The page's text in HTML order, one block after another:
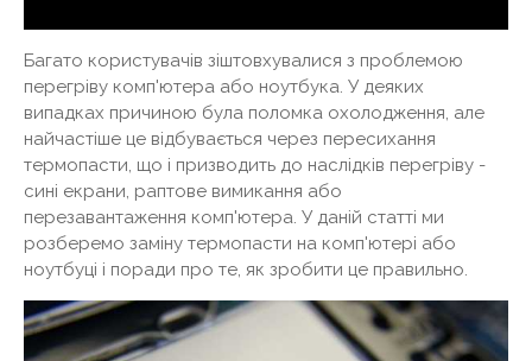
Багато користувачів зіштовхувалися з проблемою
перегріву комп'ютера або ноутбука. У деяких
випадках причиною була поломка охолодження, але
найчастіше це відбувається через пересихання
термопасти, що і призводить до наслідків перегріву -
сині екрани, раптове вимикання або
перезавантаження комп'ютера. У даній статті ми
розберемо заміну термопасти на комп'ютері або
ноутбуці і поради про те, як зробити це правильно.